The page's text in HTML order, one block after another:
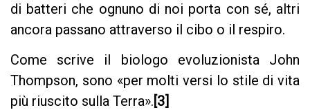
di batteri che ognuno di noi porta con sé, altri
ancora passano attraverso il cibo o il respiro.
Come scrive il biologo evoluzionista John
Thompson, sono «per molti versi lo stile di vita
più riuscito sulla Terra».[3]